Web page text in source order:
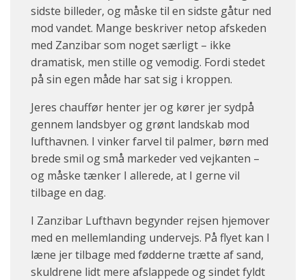
sidste billeder, og måske til en sidste gåtur ned
mod vandet. Mange beskriver netop afskeden
med Zanzibar som noget særligt – ikke
dramatisk, men stille og vemodig. Fordi stedet
på sin egen måde har sat sig i kroppen.
Jeres chauffør henter jer og kører jer sydpå
gennem landsbyer og grønt landskab mod
lufthavnen. I vinker farvel til palmer, børn med
brede smil og små markeder ved vejkanten –
og måske tænker I allerede, at I gerne vil
tilbage en dag.
I Zanzibar Lufthavn begynder rejsen hjemover
med en mellemlanding undervejs. På flyet kan I
læne jer tilbage med fødderne trætte af sand,
skuldrene lidt mere afslappede og sindet fyldt